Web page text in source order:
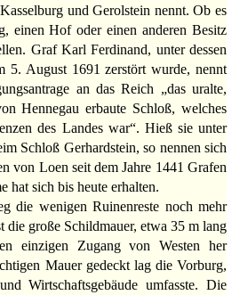
und Gerolstein nennt. Ob es
einen Hof oder einen anderen Besitz
Graf Karl Ferdinand, unter dessen
5. August 1691 zerstört wurde, nennt
an das Reich „das uralte,
Hennegau erbaute Schloß, welches
des Landes war“. Hieß sie unter
Schloß Gerhardstein, so nennen sich
von Loen seit dem Jahre 1441 Grafen
hat sich bis heute erhalten.
die wenigen Ruinenreste noch mehr
die große Schildmauer, etwa 35 m lang
einzigen Zugang von Westen her
Mauer gedeckt lag die Vorburg,
Wirtschaftsgebäude umfasste. Die